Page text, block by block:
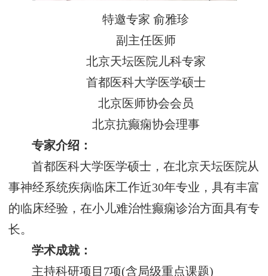
特邀专家 俞雅珍
副主任医师
北京天坛医院儿科专家
首都医科大学医学硕士
北京医师协会会员
北京抗癫痫协会理事
专家介绍：
首都医科大学医学硕士，在北京天坛医院从
事神经系统疾病临床工作近30年专业，具有丰富
的临床经验，在小儿难治性癫痫诊治方面具有专
长。
学术成就：
主持科研项目7项(含局级重点课题)